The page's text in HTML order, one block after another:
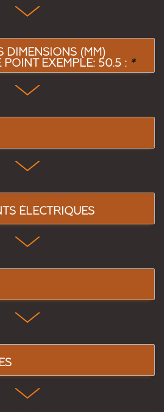
DIMENSIONS (MM)
POINT EXEMPLE: 50.5 : *
ÉLECTRIQUES